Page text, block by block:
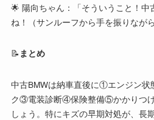
🌟 陽向ちゃん：「そういうこと！中
ね！（サンルーフから手を振りなが
📝 まとめ
中古BMWは納車直後に①エンジン
ク③電装診断④保険整備⑤かかりつ
しょう。特にキズの早期対処が、長